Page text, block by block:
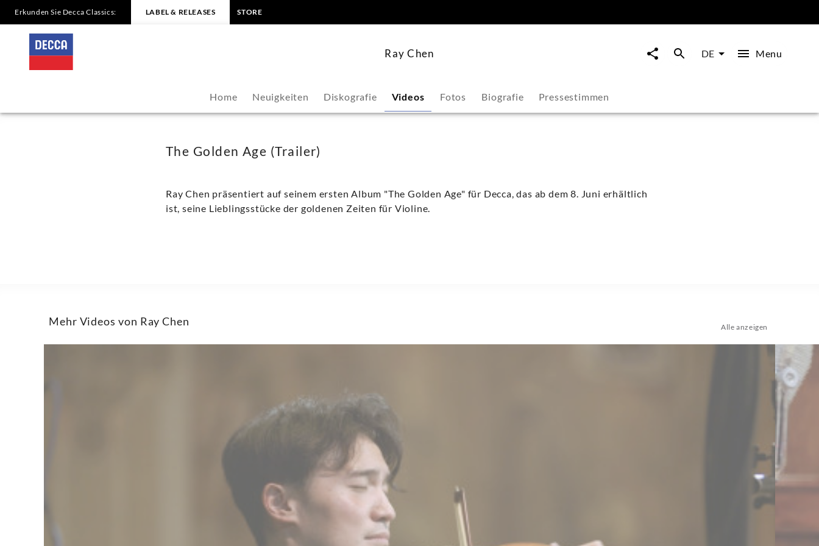
The
Golden
(Trailer)
Erkunden Sie Decca Classics: LABEL & RELEASES STORE
Ray Chen DE Menu
Home Neuigkeiten Diskografie Videos Fotos Biografie Pressestimmen
The Golden Age (Trailer)
Ray Chen präsentiert auf seinem ersten Album "The Golden Age" für Decca, das ab dem 8. Juni erhältlich
ist, seine Lieblingsstücke der goldenen Zeiten für Violine.
Mehr Videos von Ray Chen Alle anzeigen